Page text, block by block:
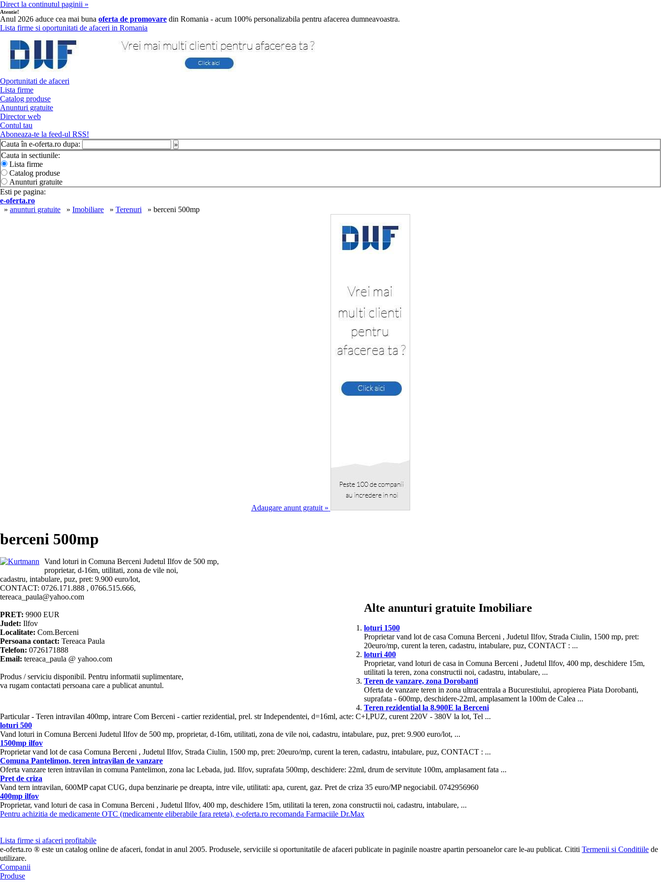
Direct la continutul paginii »
Atentie!
Anul 2026 aduce cea mai buna oferta de promovare din Romania - acum 100% personalizabila pentru afacerea dumneavoastra.
Lista firme si oportunitati de afaceri in Romania
Oportunitati de afaceri
Lista firme
Catalog produse
Anunturi gratuite
Director web
Contul tau
Aboneaza-te la feed-ul RSS!
Cauta în e-oferta.ro dupa:
»
Cauta in sectiunile:
Lista firme
Catalog produse
Anunturi gratuite
Esti pe pagina:
e-oferta.ro
» anunturi gratuite » Imobiliare » Terenuri » berceni 500mp
Adaugare anunt gratuit »
berceni 500mp
Vand loturi in Comuna Berceni Judetul Ilfov de 500 mp,
proprietar, d-16m, utilitati, zona de vile noi,
cadastru, intabulare, puz, pret: 9.900 euro/lot,
CONTACT: 0726.171.888 , 0766.515.666,
tereaca_paula@yahoo.com
PRET: 9900 EUR
Judet: Ilfov
Localitate: Com.Berceni
Persoana contact: Tereaca Paula
Telefon: 0726171888
Email: tereaca_paula @ yahoo.com
Produs / serviciu disponibil. Pentru informatii suplimentare,
va rugam contactati persoana care a publicat anuntul.
Alte anunturi gratuite Imobiliare
loturi 1500
Proprietar vand lot de casa Comuna Berceni , Judetul Ilfov, Strada Ciulin, 1500 mp, pret:
20euro/mp, curent la teren, cadastru, intabulare, puz, CONTACT : ...
loturi 400
Proprietar, vand loturi de casa in Comuna Berceni , Judetul Ilfov, 400 mp, deschidere 15m,
utilitati la teren, zona constructii noi, cadastru, intabulare, ...
Teren de vanzare, zona Dorobanti
Oferta de vanzare teren in zona ultracentrala a Bucurestiului, apropierea Piata Dorobanti,
suprafata - 600mp, deschidere-22ml, amplasament la 100m de Calea ...
Teren rezidential la 8.900E la Berceni
Particular - Teren intravilan 400mp, intrare Com Berceni - cartier rezidential, prel. str Independentei, d=16ml, acte: C+I,PUZ, curent 220V - 380V la lot, Tel ...
loturi 500
Vand loturi in Comuna Berceni Judetul Ilfov de 500 mp, proprietar, d-16m, utilitati, zona de vile noi, cadastru, intabulare, puz, pret: 9.900 euro/lot, ...
1500mp ilfov
Proprietar vand lot de casa Comuna Berceni , Judetul Ilfov, Strada Ciulin, 1500 mp, pret: 20euro/mp, curent la teren, cadastru, intabulare, puz, CONTACT : ...
Comuna Pantelimon, teren intravilan de vanzare
Oferta vanzare teren intravilan in comuna Pantelimon, zona lac Lebada, jud. Ilfov, suprafata 500mp, deschidere: 22ml, drum de servitute 100m, amplasament fata ...
Pret de criza
Vand tern intravilan, 600MP capat CUG, dupa benzinarie pe dreapta, intre vile, utilitati: apa, curent, gaz. Pret de criza 35 euro/MP negociabil. 0742956960
400mp ilfov
Proprietar, vand loturi de casa in Comuna Berceni , Judetul Ilfov, 400 mp, deschidere 15m, utilitati la teren, zona constructii noi, cadastru, intabulare, ...
Pentru achizitia de medicamente OTC (medicamente eliberabile fara reteta), e-oferta.ro recomanda Farmaciile Dr.Max
Lista firme si afaceri profitabile
e-oferta.ro ® este un catalog online de afaceri, fondat in anul 2005. Produsele, serviciile si oportunitatile de afaceri publicate in paginile noastre apartin persoanelor care le-au publicat. Cititi Termenii si Conditiile de
utilizare.
Companii
Produse